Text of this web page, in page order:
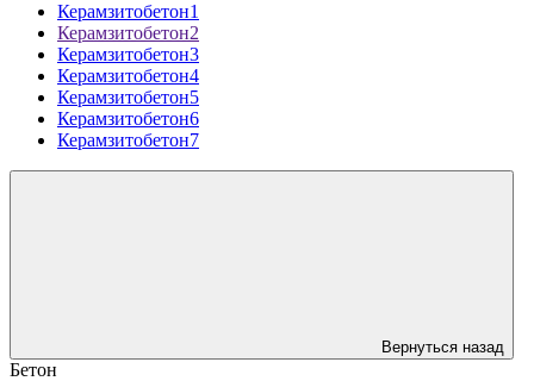
Керамзитобетон1
Керамзитобетон2
Керамзитобетон3
Керамзитобетон4
Керамзитобетон5
Керамзитобетон6
Керамзитобетон7
Вернуться назад
Бетон